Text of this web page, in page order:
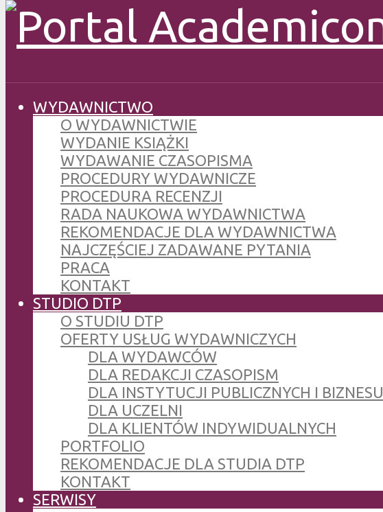
WYDAWNICTWO
O WYDAWNICTWIE
WYDANIE KSIĄŻKI
WYDAWANIE CZASOPISMA
PROCEDURY WYDAWNICZE
PROCEDURA RECENZJI
RADA NAUKOWA WYDAWNICTWA
REKOMENDACJE DLA WYDAWNICTWA
NAJCZĘŚCIEJ ZADAWANE PYTANIA
PRACA
KONTAKT
STUDIO DTP
O STUDIU DTP
OFERTY USŁUG WYDAWNICZYCH
DLA WYDAWCÓW
DLA REDAKCJI CZASOPISM
DLA INSTYTUCJI PUBLICZNYCH I BIZNESU
DLA UCZELNI
DLA KLIENTÓW INDYWIDUALNYCH
PORTFOLIO
REKOMENDACJE DLA STUDIA DTP
KONTAKT
SERWISY